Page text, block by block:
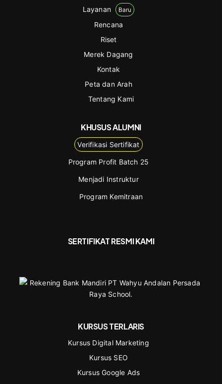
Layanan Baru
Rencana
Riset
Merek Dagang
Kontak
Peta dan Arah
Tentang Kami
KHUSUS ALUMNI
Verifikasi Sertifikat
Program Profit Batch 25
Menjadi Instruktur
Program Kemitraan
SERTIFIKAT RESMI KAMI
KURSUS TERLARIS
Kursus Digital Marketing
Kursus SEO
Kursus Google Ads